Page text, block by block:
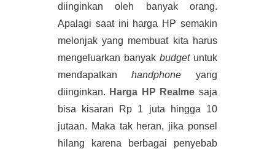
diinginkan oleh banyak orang.
Apalagi saat ini harga HP semakin
melonjak yang membuat kita harus
mengeluarkan banyak budget untuk
mendapatkan handphone yang
diinginkan. Harga HP Realme saja
bisa kisaran Rp 1 juta hingga 10
jutaan. Maka tak heran, jika ponsel
hilang karena berbagai penyebab